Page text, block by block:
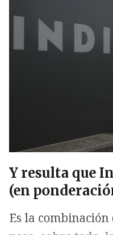
Y resulta que
(en
Es la combinación